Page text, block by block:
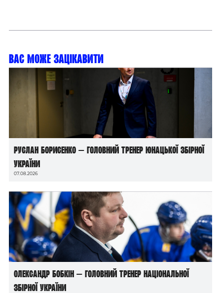
Вас може зацікавити
Руслан Борисенко — головний тренер юнацької збірної
України
07.08.2026
Олександр Бобкін — головний тренер національної
збірної України